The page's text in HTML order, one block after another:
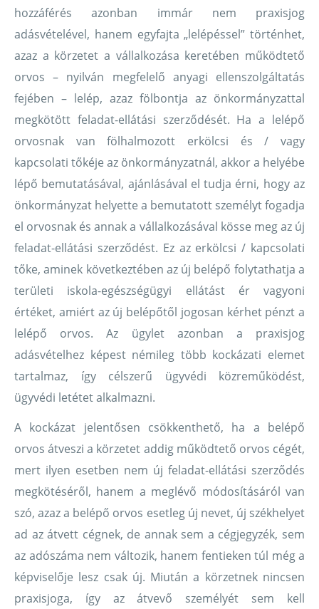
hozzáférés azonban immár nem praxisjog
adásvételével, hanem egyfajta „lelépéssel” történhet,
azaz a körzetet a vállalkozása keretében működtető
orvos – nyilván megfelelő anyagi ellenszolgáltatás
fejében – lelép, azaz fölbontja az önkormányzattal
megkötött feladat-ellátási szerződését. Ha a lelépő
orvosnak van fölhalmozott erkölcsi és / vagy
kapcsolati tőkéje az önkormányzatnál, akkor a helyébe
lépő bemutatásával, ajánlásával el tudja érni, hogy az
önkormányzat helyette a bemutatott személyt fogadja
el orvosnak és annak a vállalkozásával kösse meg az új
feladat-ellátási szerződést. Ez az erkölcsi / kapcsolati
tőke, aminek következtében az új belépő folytathatja a
területi iskola-egészségügyi ellátást ér vagyoni
értéket, amiért az új belépőtől jogosan kérhet pénzt a
lelépő orvos. Az ügylet azonban a praxisjog
adásvételhez képest némileg több kockázati elemet
tartalmaz, így célszerű ügyvédi közreműködést,
ügyvédi letétet alkalmazni.
A kockázat jelentősen csökkenthető, ha a belépő
orvos átveszi a körzetet addig működtető orvos cégét,
mert ilyen esetben nem új feladat-ellátási szerződés
megkötéséről, hanem a meglévő módosításáról van
szó, azaz a belépő orvos esetleg új nevet, új székhelyet
ad az átvett cégnek, de annak sem a cégjegyzék, sem
az adószáma nem változik, hanem fentieken túl még a
képviselője lesz csak új. Miután a körzetnek nincsen
praxisjoga, így az átvevő személyét sem kell